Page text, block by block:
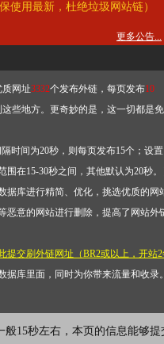
同于普通的外链，它是动态的链接，
稳定的外链
，最终使搜索引擎收录带
网址3332个发布外链，每页发布10
些地方。更奇妙的是，这一切都是免
时间为20秒，则每页发布15个；设置
围在15-30秒之间，其他默认为20秒
据库进行精简、优化，挑选优质的网
恶意的网站进行删除，提高了网站外
提交刷外链网址（BR2或以上，开站
据库里面，同时为你带来流量和收录
般15秒左右，本页的信息能够提
保使用最新，杜绝垃圾网站链）
更多公告...